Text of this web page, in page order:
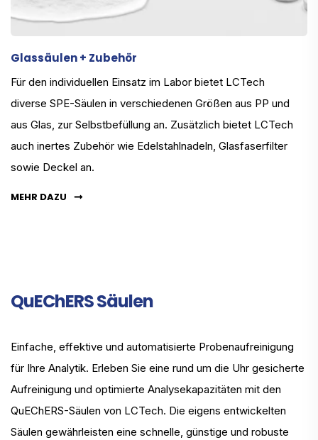
Glassäulen + Zubehör
Für den individuellen Einsatz im Labor bietet LCTech
diverse SPE-Säulen in verschiedenen Größen aus PP und
aus Glas, zur Selbstbefüllung an. Zusätzlich bietet LCTech
auch inertes Zubehör wie Edelstahlnadeln, Glasfaserfilter
sowie Deckel an.
MEHR DAZU
QuEChERS Säulen
Einfache, effektive und automatisierte Probenaufreinigung
für Ihre Analytik. Erleben Sie eine rund um die Uhr gesicherte
Aufreinigung und optimierte Analysekapazitäten mit den
QuEChERS-Säulen von LCTech. Die eigens entwickelten
Säulen gewährleisten eine schnelle, günstige und robuste